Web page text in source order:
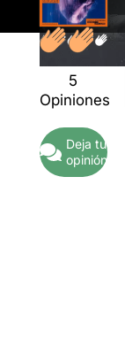
5
Opiniones
Deja tu
opinión